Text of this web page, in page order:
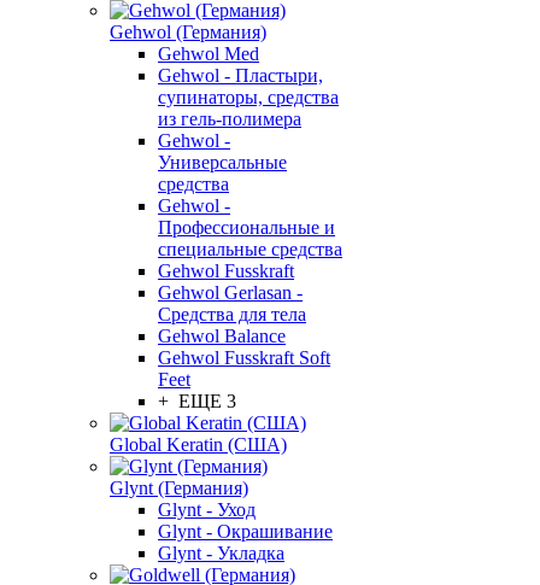
Gehwol (Германия)
Gehwol Med
Gehwol - Пластыри,
супинаторы, средства
из гель-полимера
Gehwol -
Универсальные
средства
Gehwol -
Профессиональные и
специальные средства
Gehwol Fusskraft
Gehwol Gerlasan -
Средства для тела
Gehwol Balance
Gehwol Fusskraft Soft
Feet
+ ЕЩЕ 3
Global Keratin (США)
Glynt (Германия)
Glynt - Уход
Glynt - Окрашивание
Glynt - Укладка